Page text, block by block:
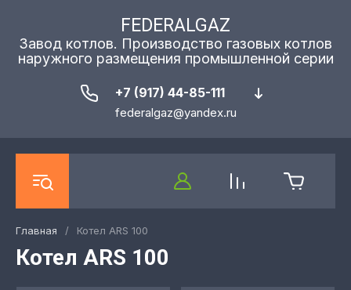
FEDERALGAZ
Завод котлов. Производство газовых котлов
наружного размещения промышленной серии
+7 (917) 44-85-111
federalgaz@yandex.ru
Главная / Котел ARS 100
Котел ARS 100